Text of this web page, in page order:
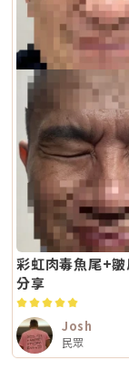
統保護，發生率較低
曬、蒸氣、刺激性保
會。Q4：敏感肌或
和，加上冷卻保護，
穩定，因此治療前仍
議先穩定皮膚後再安
療程？治療後皮膚需
程，通常約 2～3 週
刺激性較高的項目，
度刺激的風險，也讓
多少？Reepot 的價
程以及整體規劃次數
實際金額仍需依個人
詢，由專業醫療人員
Reepot 術後的人工
主要是保護剛治療的
會在約兩週左右回診
部位的色素也會在這
外觀變化，更讓人感
Reepot AI 時光雷射
在效果難預測的時代
規劃療程時，也建議
善方式。★溫馨提醒★
療程都伴隨著風險。
保安全與健康。
皺紋形成、膚質老化
題。電波偏向改善皮
肉與下顎線模糊。但
或是斑點、色素沉澱
配其他療程評估。第
的價格會受到儀器種
響。價格便宜不一定
事：這療程到底有沒
線，有人需要處理嘴
臉頰鬆弛。規劃不同
錢」，也要問清楚：
麼規劃？為什麼我的
施作人員電波音波屬
作經驗都有關。建議
廠探頭或合規耗材，
的臉部解剖概念與美
好」，而是要看你的
治療不一定更漂亮，
間，不要用術後當天
不是做完當天就完成
順，但真正的膠原蛋
完後不要急著用第一
化就立刻否定療程。
幅改變。第五，不要
鬆而已，還可能包含
變等不同層次的問題
拉提與深層支撐，但
程。比較正確的觀念
射頻應用。雙極電波
淺，較常被用於膚質
與雙極兩種模式結合
不同射頻模式，將能
比較高級」，而是設
為主的療程通常較符
電波療程則可能更具
提感如果你的主要困
顯」，鳳凰電波通常
改善相關，常見於臉
問題不是明顯鬆弛，
貼」或整體氣色較疲
除了緊緻效果外，也
為入門型抗老或精緻
通常不會像手術或填
進式、自然型。常見
感的提升；無雙電波
比較痛？無雙電波真
題。以療程設計來看
顯。部分人會形容為
置，感受可能更強。
阻抗偵測補償系統等
楚：不痛不代表完全
多因素影響，包括：
皮膚厚薄與骨感程度
被定位為舒適度較佳
狀況而定。常見迷思
看你指的是哪一種強
典代表。但如果是膚
彩虹肉毒魚尾+
分享
Josh
民眾